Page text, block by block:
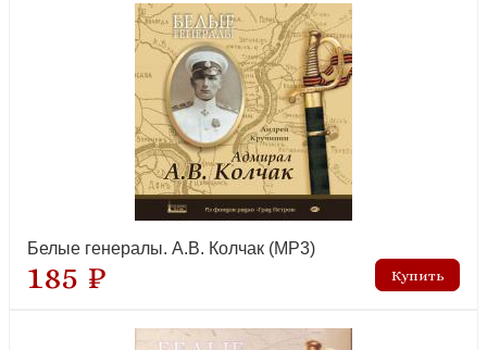
Белые генералы. А.В. Колчак (MP3)
185 ₽